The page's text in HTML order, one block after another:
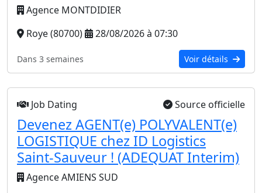
Agence MONTDIDIER
Roye (80700)
28/08/2026 à 07:30
Dans 3 semaines Voir détails
Job Dating Source officielle
Devenez AGENT(e) POLYVALENT(e)
LOGISTIQUE chez ID Logistics
Saint-Sauveur ! (ADEQUAT Interim)
Agence AMIENS SUD